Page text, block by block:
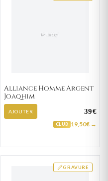
Alliance Homme Argent
Joaqhim
AJOUTER 39€
CLUB 19,50€ →
GRAVURE